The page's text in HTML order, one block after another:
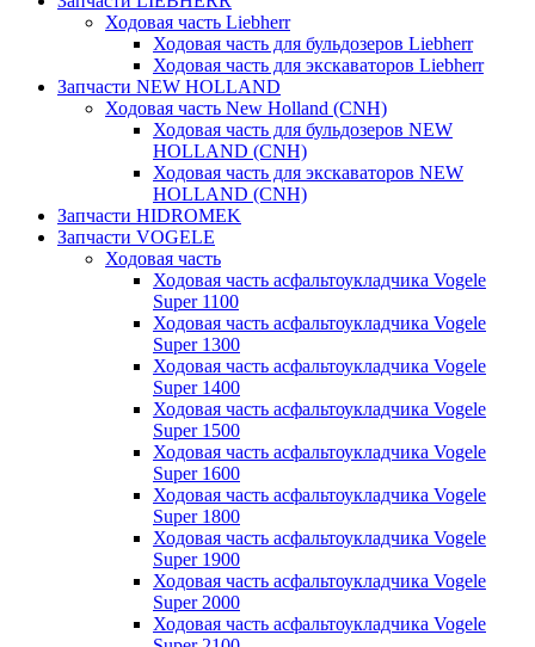
Ходовая часть Liebherr
Ходовая часть для бульдозеров Liebherr
Ходовая часть для экскаваторов Liebherr
Запчасти NEW HOLLAND
Ходовая часть New Holland (CNH)
Ходовая часть для бульдозеров NEW
HOLLAND (CNH)
Ходовая часть для экскаваторов NEW
HOLLAND (CNH)
Запчасти HIDROMEK
Запчасти VOGELE
Ходовая часть
Ходовая часть асфальтоукладчика Vogele
Super 1100
Ходовая часть асфальтоукладчика Vogele
Super 1300
Ходовая часть асфальтоукладчика Vogele
Super 1400
Ходовая часть асфальтоукладчика Vogele
Super 1500
Ходовая часть асфальтоукладчика Vogele
Super 1600
Ходовая часть асфальтоукладчика Vogele
Super 1800
Ходовая часть асфальтоукладчика Vogele
Super 1900
Ходовая часть асфальтоукладчика Vogele
Super 2000
Ходовая часть асфальтоукладчика Vogele